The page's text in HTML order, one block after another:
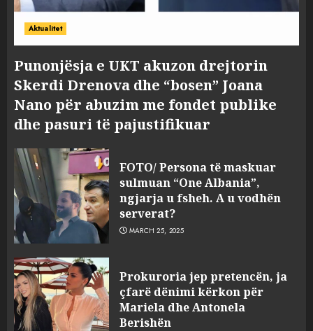
Aktualitet
Punonjësja e UKT akuzon drejtorin
Skerdi Drenova dhe “bosen” Joana
Nano për abuzim me fondet publike
dhe pasuri të pajustifikuar
FOTO/ Persona të maskuar
sulmuan “One Albania”,
ngjarja u fsheh. A u vodhën
serverat?
MARCH 25, 2025
Prokuroria jep pretencën, ja
çfarë dënimi kërkon për
Mariela dhe Antonela
Berishën